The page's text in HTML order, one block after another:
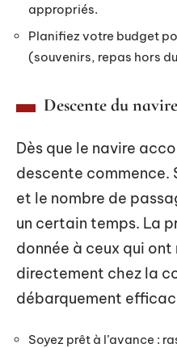
appropriés.
Planifiez votre budget
(souvenirs, repas hors
Descente du
Dès que le navire
descente commence.
et le nombre de
un certain temps. La
donnée à ceux qui ont
directement chez la
débarquement
Soyez prêt à l’avance :